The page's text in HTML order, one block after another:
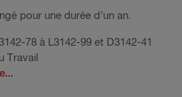
pour une durée d’un an.
78 à L3142-99 et D3142-41
Travail